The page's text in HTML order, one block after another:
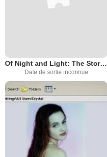
Of Night and Light: The Story of Iboga and Ibogaine
Date de sortie inconnue